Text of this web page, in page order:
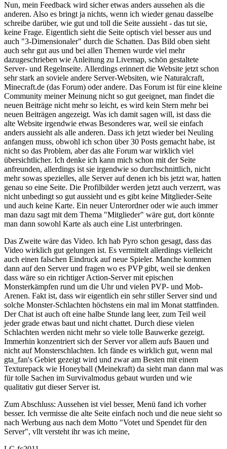
Nun, mein Feedback wird sicher etwas anders aussehen als die
anderen. Also es bringt ja nichts, wenn ich wieder genau dasselbe
schreibe darüber, wie gut und toll die Seite aussieht - das tut sie,
keine Frage. Eigentlich sieht die Seite optisch viel besser aus und
auch "3-Dimensionaler" durch die Schatten. Das Bild oben sieht
auch sehr gut aus und bei allen Themen wurde viel mehr
dazugeschrieben wie Anleitung zu Livemap, schön gestaltete
Server- und Regelnseite. Allerdings erinnert die Website jetzt schon
sehr stark an soviele andere Server-Websiten, wie Naturalcraft,
Minecraft.de (das Forum) oder andere. Das Forum ist für eine kleine
Community meiner Meinung nicht so gut geeignet, man findet die
neuen Beiträge nicht mehr so leicht, es wird kein Stern mehr bei
neuen Beiträgen angezeigt. Was ich damit sagen will, ist dass die
alte Website irgendwie etwas Besonderes war, weil sie einfach
anders aussieht als alle anderen. Dass ich jetzt wieder bei Neuling
anfangen muss, obwohl ich schon über 30 Posts gemacht habe, ist
nicht so das Problem, aber das alte Forum war wirklich viel
übersichtlicher. Ich denke ich kann mich schon mit der Seite
anfreunden, allerdings ist sie irgendwie so durchschnittlich, nicht
mehr sowas spezielles, alle Server auf denen ich bis jetzt war, hatten
genau so eine Seite. Die Profilbilder werden jetzt auch verzerrt, was
nicht unbedingt so gut aussieht und es gibt keine Mitglieder-Seite
und auch keine Karte. Ein neuer Unterordner oder wie auch immer
man dazu sagt mit dem Thema "Mitglieder" wäre gut, dort könnte
man dann sowohl Karte als auch eine List unterbringen.
Das Zweite wäre das Video. Ich hab Pyro schon gesagt, dass das
Video wirklich gut gelungen ist. Es vermittelt allerdings vielleicht
auch einen falschen Eindruck auf neue Spieler. Manche kommen
dann auf den Server und fragen wo es PVP gibt, weil sie denken
dass wäre so ein richtiger Action-Server mit epischen
Monsterkämpfen rund um die Uhr und vielen PVP- und Mob-
Arenen. Fakt ist, dass wir eigentlich ein sehr stiller Server sind und
solche Monster-Schlachten höchstens ein mal im Monat stattfinden.
Der Chat ist auch oft eine halbe Stunde lang leer, zum Teil weil
jeder grade etwas baut und nicht chattet. Durch diese vielen
Schlachten werden nicht mehr so viele tolle Bauwerke gezeigt.
Immerhin konzentriert sich der Server vor allem aufs Bauen und
nicht auf Monsterschlachten. Ich fände es wirklich gut, wenn mal
gta_fan's Gebiet gezeigt wird und zwar am Besten mit einem
Texturepack wie Honeyball (Meinekraft) da sieht man dann mal was
für tolle Sachen im Survivalmodus gebaut wurden und wie
qualitativ gut dieser Server ist.
Zum Abschluss: Aussehen ist viel besser, Menü fand ich vorher
besser. Ich vermisse die alte Seite einfach noch und die neue sieht so
nach Werbung aus nach dem Motto "Votet und Spendet für den
Server", vllt versteht ihr was ich meine,